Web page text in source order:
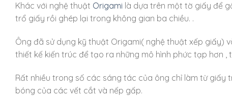
Khác với nghệ thuật Origami là dựa trên một tờ giấy để
trổ giấy rồi ghép lại trong không gian ba chiều. .
Ông đã sử dụng kỹ thuật Origami( nghệ thuật xếp giấy)
thiết kế kiến trúc để tạo ra những mô hình phức tạp hơn
Rất nhiều trong số các sáng tác của ông chỉ làm từ giấy
bóng của các vết cắt và nếp gấp.